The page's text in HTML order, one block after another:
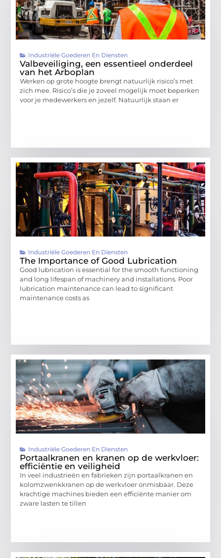
Industriële Goederen En Diensten
Valbeveiliging, een essentieel onderdeel
van het Arboplan
Werken op grote hoogte brengt natuurlijk risico’s met
zich mee. Risico’s die je zoveel mogelijk moet beperken
voor je medewerkers en jezelf. Natuurlijk staan er
Industriële Goederen En Diensten
The Importance of Good Lubrication
Good lubrication is essential for the smooth functioning
and long lifespan of machinery and installations. Poor
lubrication maintenance can lead to significant
maintenance costs as
Industriële Goederen En Diensten
Portaalkranen en kranen op de werkvloer:
efficiëntie en veiligheid
In veel industrieën en fabrieken zijn portaalkranen en
kolomzwenkkranen op de werkvloer onmisbaar. Deze
krachtige machines bieden een efficiënte manier om
zware lasten te tillen